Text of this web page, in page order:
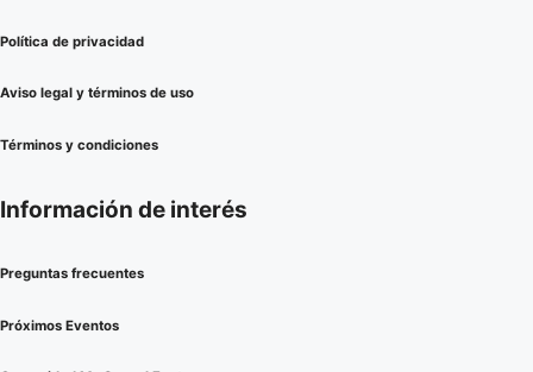
Política de privacidad
Aviso legal y términos de uso
Términos y condiciones
Información de interés
Preguntas frecuentes
Próximos Eventos